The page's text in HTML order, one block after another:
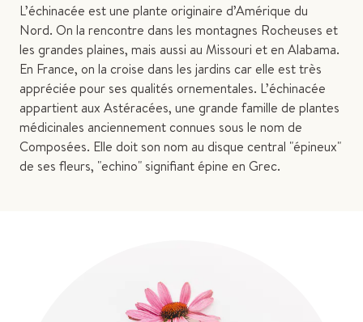
L’échinacée est une plante originaire d’Amérique du
Nord. On la rencontre dans les montagnes Rocheuses et
les grandes plaines, mais aussi au Missouri et en Alabama.
En France, on la croise dans les jardins car elle est très
appréciée pour ses qualités ornementales. L’échinacée
appartient aux Astéracées, une grande famille de plantes
médicinales anciennement connues sous le nom de
Composées. Elle doit son nom au disque central "épineux"
de ses fleurs, "echino" signifiant épine en Grec.